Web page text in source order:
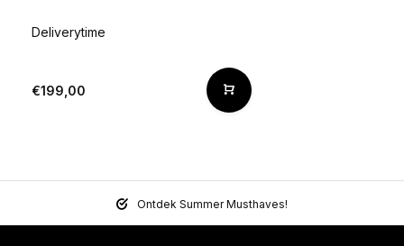
Deliverytime
€199,00
Ontdek Summer Musthaves!